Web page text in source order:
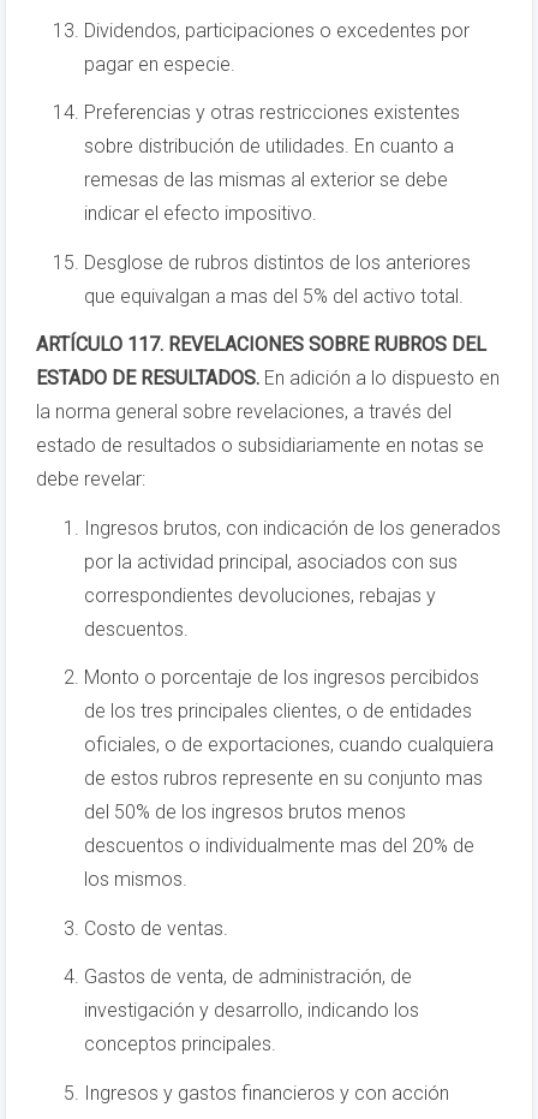
Dividendos, participaciones o excedentes por
pagar en especie.
Preferencias y otras restricciones existentes
sobre distribución de utilidades. En cuanto a
remesas de las mismas al exterior se debe
indicar el efecto impositivo.
Desglose de rubros distintos de los anteriores
que equivalgan a mas del 5% del activo total.
ARTÍCULO 117. REVELACIONES SOBRE RUBROS DEL
ESTADO DE RESULTADOS. En adición a lo dispuesto en
la norma general sobre revelaciones, a través del
estado de resultados o subsidiariamente en notas se
debe revelar:
Ingresos brutos, con indicación de los generados
por la actividad principal, asociados con sus
correspondientes devoluciones, rebajas y
descuentos.
Monto o porcentaje de los ingresos percibidos
de los tres principales clientes, o de entidades
oficiales, o de exportaciones, cuando cualquiera
de estos rubros represente en su conjunto mas
del 50% de los ingresos brutos menos
descuentos o individualmente mas del 20% de
los mismos.
Costo de ventas.
Gastos de venta, de administración, de
investigación y desarrollo, indicando los
conceptos principales.
Ingresos y gastos financieros y con acción